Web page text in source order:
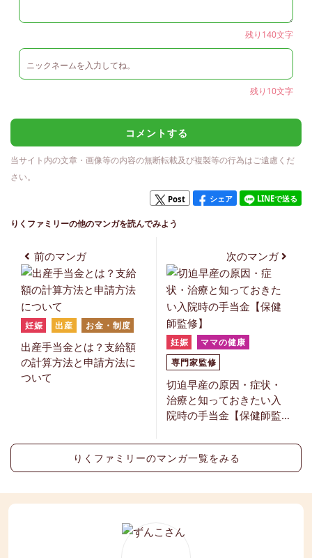
残り140文字
残り10文字
コメントする
当サイト内の文章・画像等の内容の無断転載及び複製等の行為はご遠慮くだ
さい。
Post シェア LINEで送る
りくファミリーの他のマンガを読んでみよう
前のマンガ
妊娠 出産 お金・制度
出産手当金とは？支給額
の計算方法と申請方法に
ついて
次のマンガ
妊娠
ママの健康
専門家監修
切迫早産の原因・症状・
治療と知っておきたい入
院時の手当金【保健師監
りくファミリーのマンガ一覧をみる